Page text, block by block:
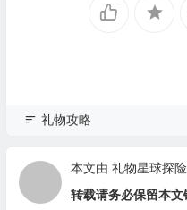
礼物攻略
本文由 礼物星球探
转载请务必保留本文